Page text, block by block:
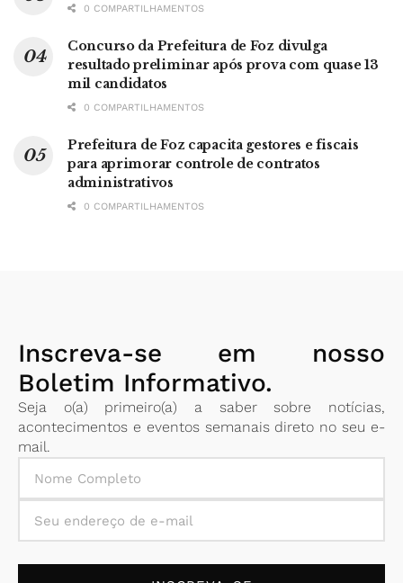
0 COMPARTILHAMENTOS
Concurso da Prefeitura de Foz divulga
resultado preliminar após prova com quase 13
mil candidatos
0 COMPARTILHAMENTOS
Prefeitura de Foz capacita gestores e fiscais
para aprimorar controle de contratos
administrativos
0 COMPARTILHAMENTOS
Inscreva-se em nosso
Boletim Informativo.
Seja o(a) primeiro(a) a saber sobre notícias,
acontecimentos e eventos semanais direto no seu e-
mail.